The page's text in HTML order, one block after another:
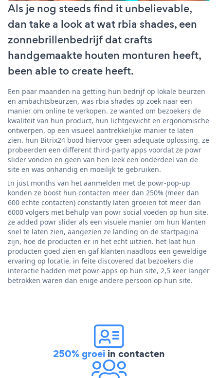
Als je nog steeds find it unbelievable,
dan take a look at wat rbia shades, een
zonnebrillenbedrijf dat crafts
handgemaakte houten monturen heeft,
been able to create heeft.
Een paar maanden na getting hun bedrijf op lokale beurzen
en ambachtsbeurzen, was rbia shades op zoek naar een
manier om online te verkopen. ze wanted om bezoekers de
kwaliteit van hun product, hun lichtgewicht en ergonomische
ontwerpen, op een visueel aantrekkelijke manier te laten
zien. hun Bitrix24 bood hiervoor geen adequate oplossing. ze
probeerden een different third-party apps voordat ze powr
slider vonden en geen van hen leek een onderdeel van de
site en was onhandig en moeilijk te gebruiken.
In just months van het aanmelden met de powr-pop-up
konden ze boost hun contacten meer dan 250% (meer dan
600 echte contacten) constantly laten groeien tot meer dan
6000 volgers met behulp van powr social voeden op hun site.
ze added powr slider als een visuele manier om hun klanten
snel te laten zien, aangezien ze landing on de startpagina
zijn, hoe de producten er in het echt uitzien. het laat hun
producten goed zien en gaf klanten naadloos een geweldige
ervaring op locatie. in feite discovered dat bezoekers die
interactie hadden met powr-apps op hun site, 2,5 keer langer
betrokken waren dan enige andere persoon op hun site.
250% groei in contacten